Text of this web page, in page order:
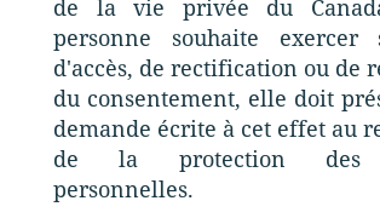
de la vie privée du
personne souhaite exercer
d'accès, de rectification ou de
du consentement, elle doit
demande écrite à cet effet au
de la protection des
personnelles.